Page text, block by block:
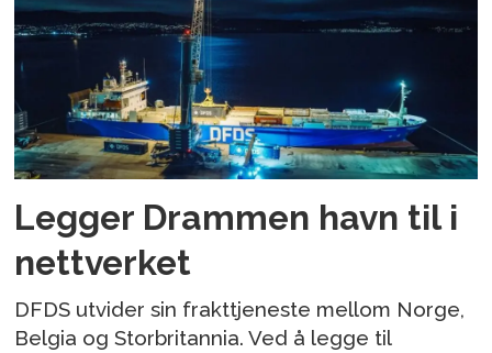
Legger Drammen havn til i
nettverket
DFDS utvider sin frakttjeneste mellom Norge,
Belgia og Storbritannia. Ved å legge til